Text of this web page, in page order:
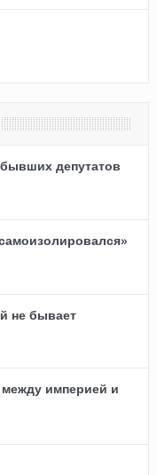
депутатов
не бывает
империей и